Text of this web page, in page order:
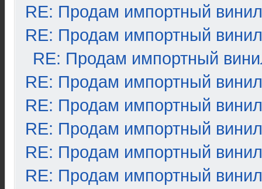
RE: Продам импортный винил
RE: Продам импортный винил
RE: Продам импортный
RE: Продам импортный винил
RE: Продам импортный винил
RE: Продам импортный винил
RE: Продам импортный винил
RE: Продам импортный винил